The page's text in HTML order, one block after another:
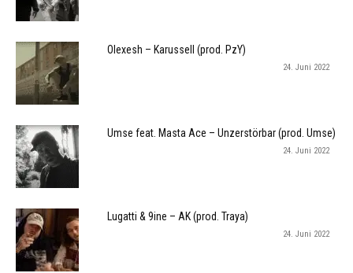
Olexesh – Karussell (prod. PzY)
24. Juni 2022
Umse feat. Masta Ace – Unzerstörbar (prod. Umse)
24. Juni 2022
Lugatti & 9ine – AK (prod. Traya)
24. Juni 2022